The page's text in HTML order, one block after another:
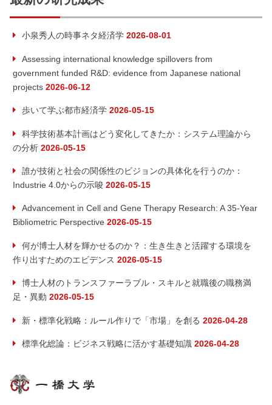
小泉秀人の時事ネタ経済学 2026-08-01
Assessing international knowledge spillovers from
government funded R&D: evidence from Japanese national
projects 2026-06-12
歩いて学ぶ都市経済学 2026-05-15
科学技術基本計画はどう変化してきたか：システム理論から
の分析 2026-05-15
誰が技術と社会の関係性のビジョンの具体化を行うのか：
Industrie 4.0からの示唆 2026-05-15
Advancement in Cell and Gene Therapy Research: A 35-Year
Bibliometric Perspective 2026-05-15
何が博士人材を輝かせるのか？：生き生きと活躍する環境を
作り出すためのエビデンス 2026-05-15
博士人材のトランスファーラブル・スキルと就職後の職務満
足・異動 2026-05-15
新・標準化戦略：ルール作りで「市場」を創る 2026-04-28
標準化総論：ビジネス戦略に活かす基礎知識 2026-04-28